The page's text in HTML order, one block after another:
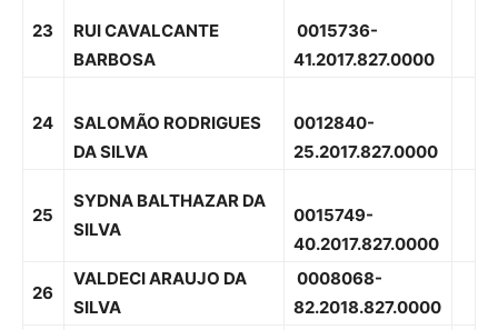
23
RUI CAVALCANTE
BARBOSA
0015736-
41.2017.827.0000
24
SALOMÃO RODRIGUES
DA SILVA
0012840-
25.2017.827.0000
25
SYDNA BALTHAZAR DA
SILVA
0015749-
40.2017.827.0000
26
VALDECI ARAUJO DA
SILVA
0008068-
82.2018.827.0000